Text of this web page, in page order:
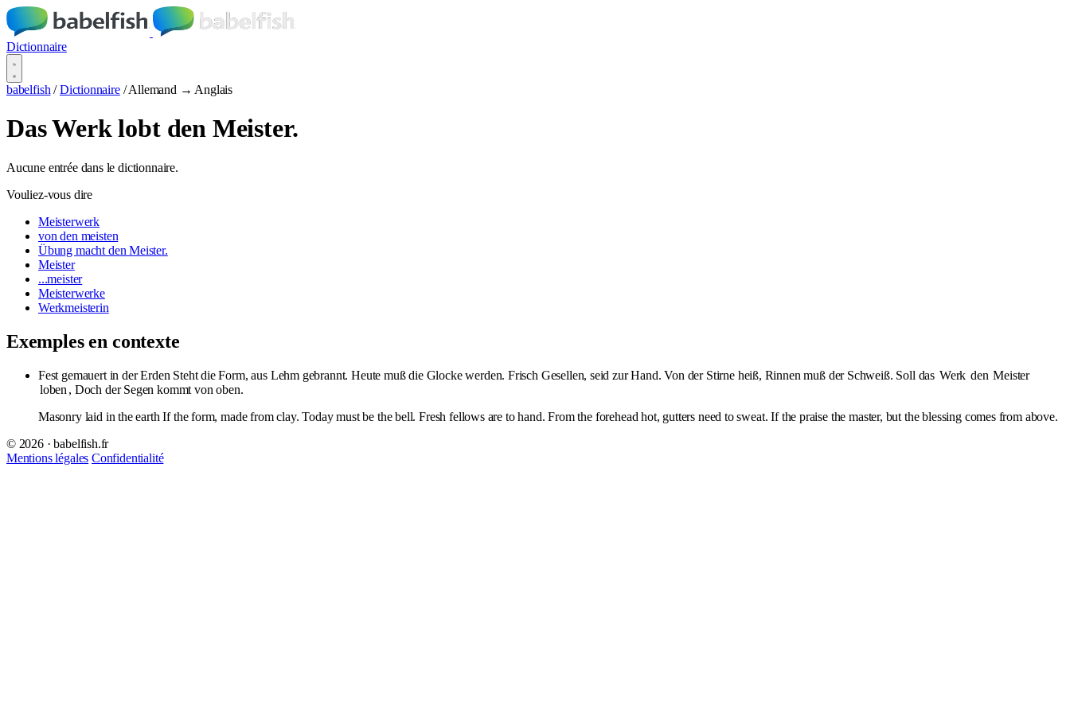
Dictionnaire
babelfish / Dictionnaire / Allemand → Anglais
Das Werk lobt den Meister.
Aucune entrée dans le dictionnaire.
Vouliez-vous dire
Meisterwerk
von den meisten
Übung macht den Meister.
Meister
...meister
Meisterwerke
Werkmeisterin
Exemples en contexte
Fest gemauert in der Erden Steht die Form, aus Lehm gebrannt. Heute muß die Glocke werden. Frisch Gesellen, seid zur Hand. Von der Stirne heiß, Rinnen muß der Schweiß. Soll das Werk den Meister
loben , Doch der Segen kommt von oben.
Masonry laid in the earth If the form, made from clay. Today must be the bell. Fresh fellows are to hand. From the forehead hot, gutters need to sweat. If the praise the master, but the blessing comes from above.
© 2026 · babelfish.fr
Mentions légales Confidentialité